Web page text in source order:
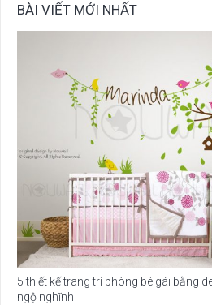
BÀI VIẾT MỚI NHẤT
5 thiết kế trang trí phòng bé gái bằng
ngộ nghĩnh